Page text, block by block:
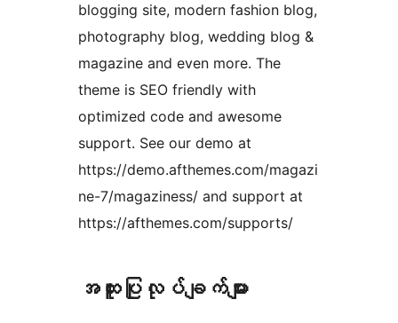
blogging site, modern fashion blog,
photography blog, wedding blog &
magazine and even more. The
theme is SEO friendly with
optimized code and awesome
support. See our demo at
https://demo.afthemes.com/magazi
ne-7/magaziness/ and support at
https://afthemes.com/supports/
အ​ထူး​ပြု​လုပ်​ချက်​များ